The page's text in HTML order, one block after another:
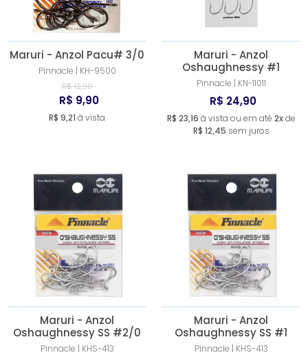
Maruri - Anzol Pacu# 3/0
Pinnacle | KH-9500
R$ 12,90
R$ 9,90
R$ 9,21 à vista
Maruri - Anzol
Oshaughnessy #1
Pinnacle | KN-11011
R$ 24,90
R$ 23,16 à vista ou em até 2xde
R$ 12,45 sem juros
Maruri - Anzol
Oshaughnessy SS #2/0
Pinnacle | KHS-413
Maruri - Anzol
Oshaughnessy SS #1
Pinnacle | KHS-413